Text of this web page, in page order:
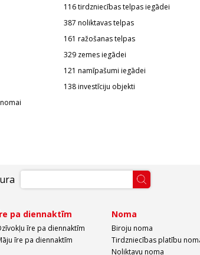
116 tirdzniecības telpas iegādei
387 noliktavas telpas
161 ražošanas telpas
329 zemes iegādei
121 namīpašumi iegādei
138 investīciju objekti
pa diennaktīm
īre pa diennaktīm
īre pa diennaktīm
Noma
Biroju noma
Tirdzniecības platību
Noliktavu noma